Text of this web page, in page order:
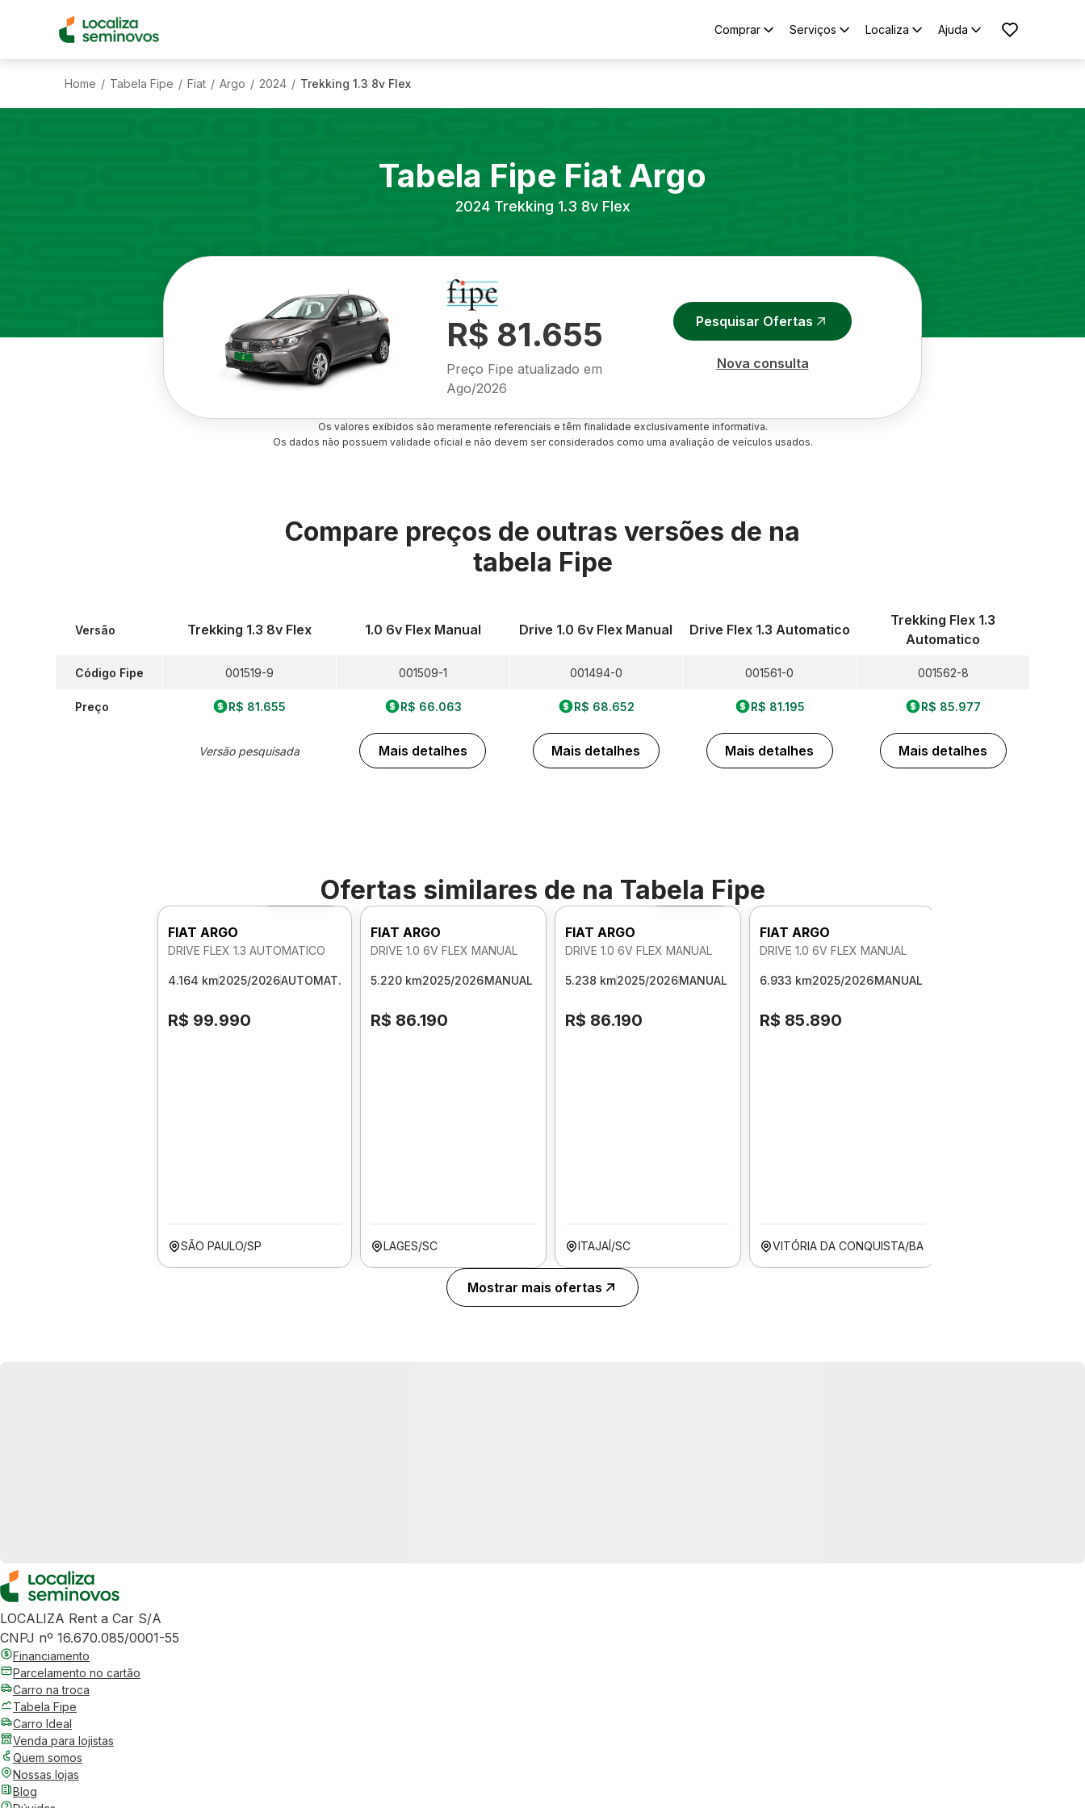
Comprar Serviços Localiza Ajuda
Home / Tabela Fipe / Fiat / Argo / 2024 / Trekking 1.3 8v Flex
Tabela Fipe Fiat Argo
2024 Trekking 1.3 8v Flex
R$ 81.655
Preço Fipe atualizado em
Ago/2026
Pesquisar Ofertas
Nova consulta
Os valores exibidos são meramente referenciais e têm finalidade exclusivamente informativa.
Os dados não possuem validade oficial e não devem ser considerados como uma avaliação de veículos usados.
Compare preços de outras versões de na
tabela Fipe
Versão
Código Fipe
Preço
Trekking 1.3 8v Flex
001519-9
R$ 81.655
Versão pesquisada
1.0 6v Flex Manual
001509-1
R$ 66.063
Mais detalhes
Drive 1.0 6v Flex Manual
001494-0
R$ 68.652
Mais detalhes
Drive Flex 1.3 Automatico
001561-0
R$ 81.195
Mais detalhes
Trekking Flex 1.3
Automatico
001562-8
R$ 85.977
Mais detalhes
Ofertas similares de na Tabela Fipe
Foto 360º
FIAT ARGO
DRIVE FLEX 1.3 AUTOMATICO
4.164 km2025/2026AUTOMAT.
R$ 99.990
SÃO PAULO/SP
FIAT ARGO
DRIVE 1.0 6V FLEX MANUAL
5.220 km2025/2026MANUAL
R$ 86.190
LAGES/SC
Foto 360º
FIAT ARGO
DRIVE 1.0 6V FLEX MANUAL
5.238 km2025/2026MANUAL
R$ 86.190
ITAJAÍ/SC
FIAT ARGO
DRIVE 1.0 6V FLEX MANUAL
6.933 km2025/2026MANUAL
R$ 85.890
VITÓRIA DA CONQUISTA/BA
Mostrar mais ofertas
LOCALIZA Rent a Car S/A
CNPJ nº 16.670.085/0001-55
Financiamento
Parcelamento no cartão
Carro na troca
Tabela Fipe
Carro Ideal
Venda para lojistas
Quem somos
Nossas lojas
Blog